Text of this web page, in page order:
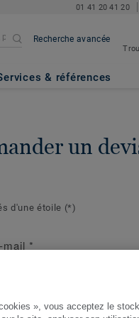
01 41 20 41 20
Recherche avancée
& références
un
d'une étoile (*)
mail *
», vous acceptez le